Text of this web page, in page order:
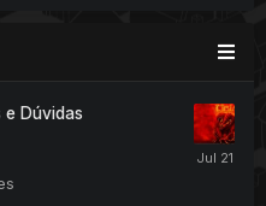
e Dúvidas